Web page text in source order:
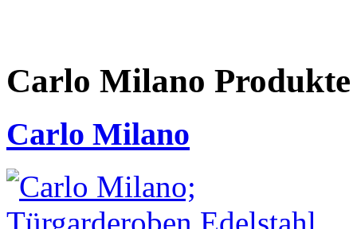
Carlo Milano
Carlo Milano